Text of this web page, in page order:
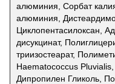
алюминия, Сорбат
алюминия,
Циклопентасилоксан,
дисукцинат,
триизостеарат,
Haematococcus
Дипропилен Гликоль,